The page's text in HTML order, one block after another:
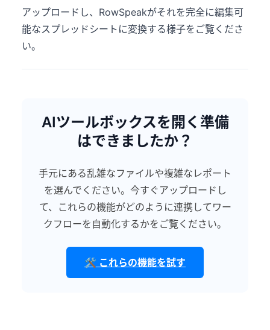
アップロードし、RowSpeakがそれを完全に編集可
能なスプレッドシートに変換する様子をご覧くださ
い。
AIツールボックスを開く準備
はできましたか？
手元にある乱雑なファイルや複雑なレポート
を選んでください。今すぐアップロードし
て、これらの機能がどのように連携してワー
クフローを自動化するかをご覧ください。
🛠️ これらの機能を試す